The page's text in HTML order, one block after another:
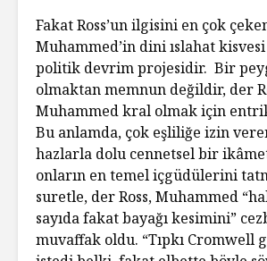
Fakat Ross’un ilgisini en çok
Muhammed’in dini ıslahat
politik devrim projesidir. Bir
olmaktan memnun değildir, der
Muhammed kral olmak için
Bu anlamda, çok eşliliğe izin
hazlarla dolu cennetsel bir
onların en temel içgüdülerini
suretle, der Ross, Muhammed
sayıda fakat bayağı kesimini”
muvaffak oldu. “Tıpkı Cromwell